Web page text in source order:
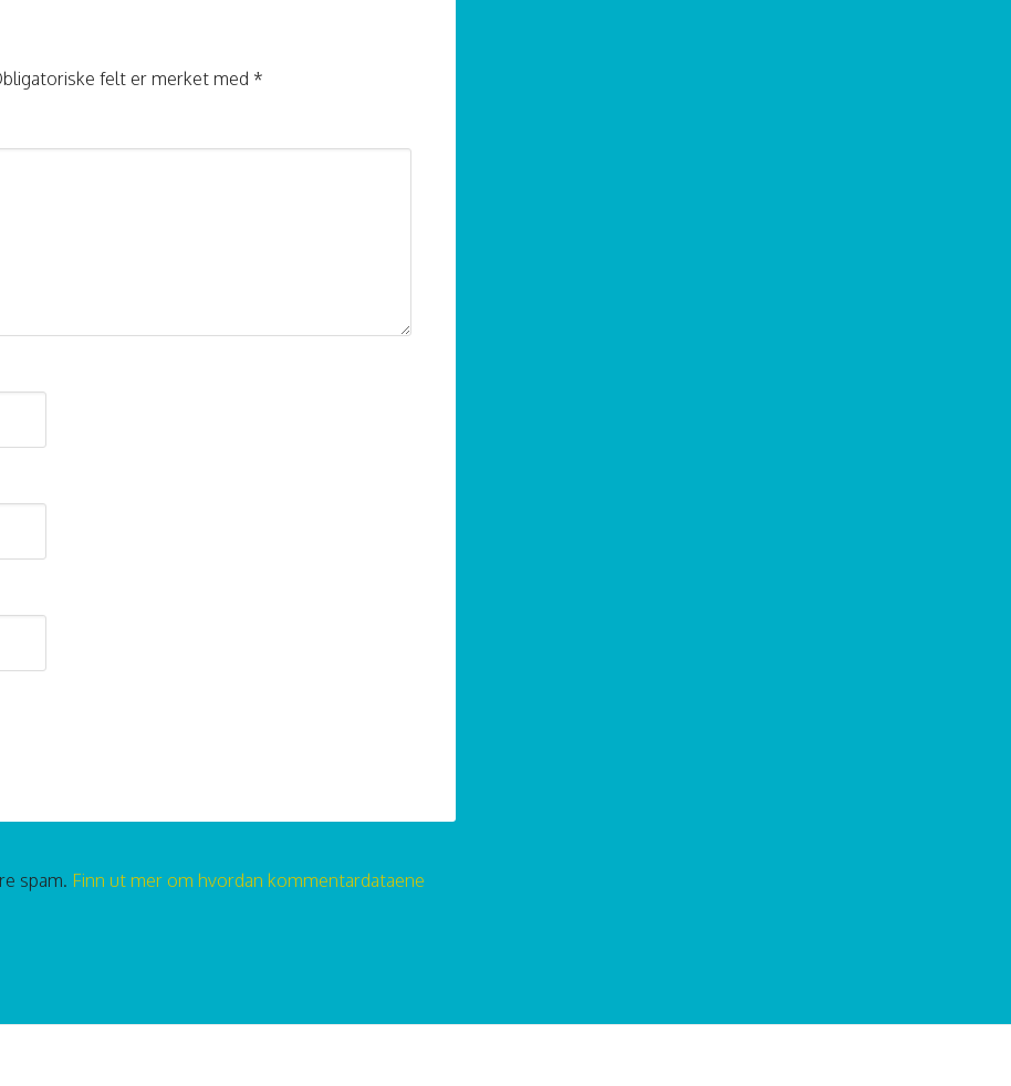
felt er merket med *
spam. Finn ut mer om hvordan kommentardataene